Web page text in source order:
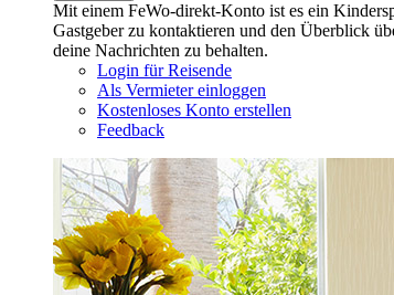
Mit einem FeWo-direkt-Konto ist es ein
Gastgeber zu kontaktieren und den Überblick
deine Nachrichten zu behalten.
Login für Reisende
Als Vermieter einloggen
Kostenloses Konto erstellen
Feedback